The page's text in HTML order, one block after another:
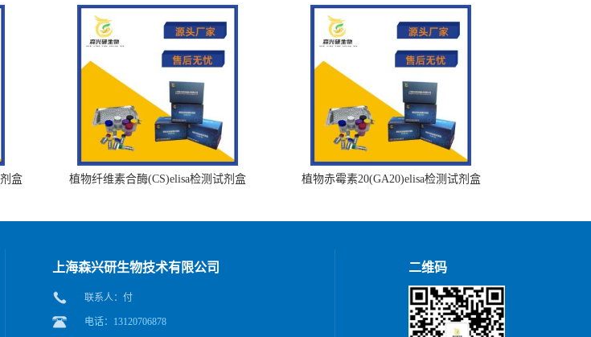
盒 植物纤维素合酶(CS)elisa检测试剂盒 植物赤霉素20(GA20)elisa检测试剂盒
上海森兴研生物技术有限公司
联系人：付
电话：13120706878
二维码